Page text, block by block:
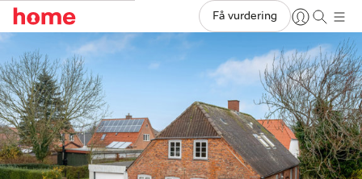
Få vurdering